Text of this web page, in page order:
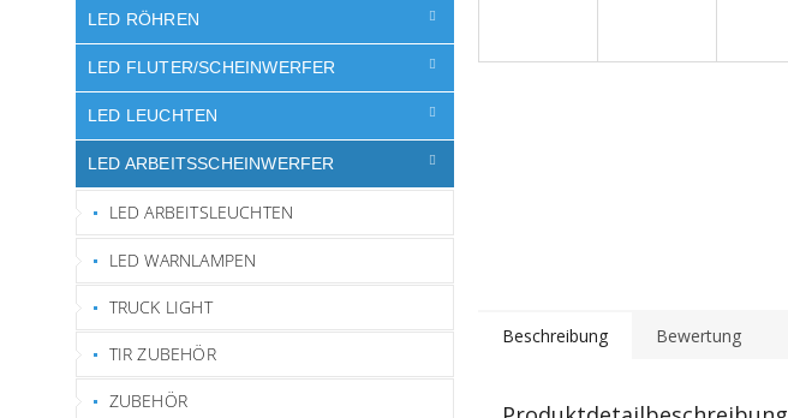
LED RÖHREN
LED FLUTER/SCHEINWERFER
LED LEUCHTEN
LED ARBEITSSCHEINWERFER
LED ARBEITSLEUCHTEN
LED WARNLAMPEN
TRUCK LIGHT
TIR ZUBEHÖR
ZUBEHÖR
Beschreibung Bewertung